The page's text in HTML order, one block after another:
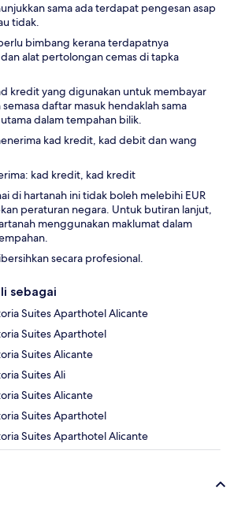
sama ada terdapat pengesan asap
tidak.
bimbang kerana terdapatnya
alat pertolongan cemas di tapka
kredit yang digunakan untuk membayar
daftar masuk hendaklah sama
dalam tempahan bilik.
kad kredit, kad debit dan wang
kad kredit, kad kredit
di hartanah ini tidak boleh melebihi EUR
peraturan negara. Untuk butiran lanjut,
menggunakan maklumat dalam
secara profesional.
sebagai
Suites Aparthotel Alicante
Suites Aparthotel
Suites Alicante
Suites Ali
Suites Alicante
Suites Aparthotel
Suites Aparthotel Alicante